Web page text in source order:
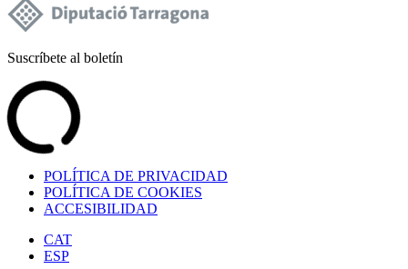
Suscríbete al boletín
POLÍTICA DE PRIVACIDAD
POLÍTICA DE COOKIES
ACCESIBILIDAD
CAT
ESP